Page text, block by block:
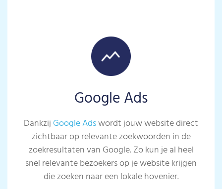
Google Ads
Dankzij Google Adswordt jouw website direct
zichtbaar op relevante zoekwoorden in de
zoekresultaten van Google. Zo kun je al heel
snel relevante bezoekers op je website krijgen
die zoeken naar een lokale hovenier.